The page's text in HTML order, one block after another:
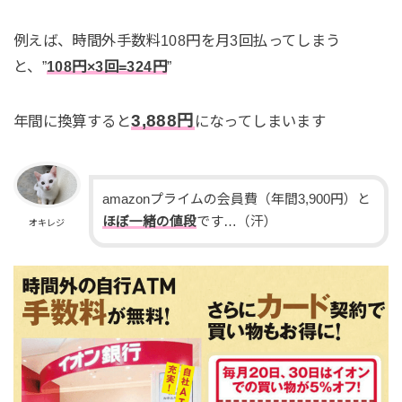
例えば、時間外手数料108円を月3回払ってしまう
と、”108円×3回=324円”
年間に換算すると3,888円 になってしまいます
オキレジ
amazonプライムの会員費（年間3,900円）と
ほぼ一緒の値段です…（汗）